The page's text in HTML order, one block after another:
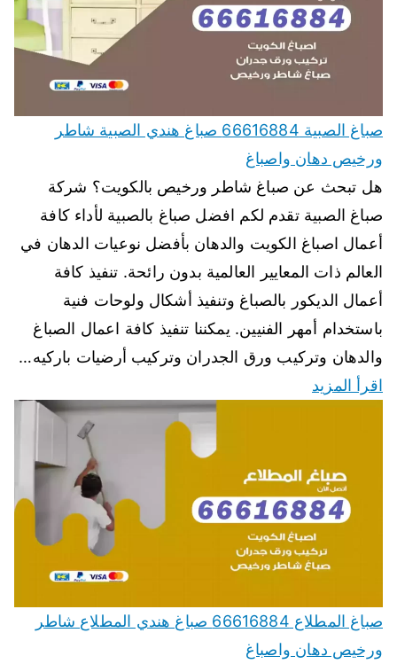
صباغ الصبية 66616884 صباغ هندي الصبية شاطر
ورخيص دهان واصباغ
هل تبحث عن صباغ شاطر ورخيص بالكويت؟ شركة
صباغ الصبية تقدم لكم افضل صباغ بالصبية لأداء كافة
أعمال اصباغ الكويت والدهان بأفضل نوعيات الدهان في
العالم ذات المعايير العالمية بدون رائحة. تنفيذ كافة
أعمال الديكور بالصباغ وتنفيذ أشكال ولوحات فنية
باستخدام أمهر الفنيين. يمكننا تنفيذ كافة اعمال الصباغ
والدهان وتركيب ورق الجدران وتركيب أرضيات باركيه…
اقرأ المزيد
صباغ المطلاع 66616884 صباغ هندي المطلاع شاطر
ورخيص دهان واصباغ